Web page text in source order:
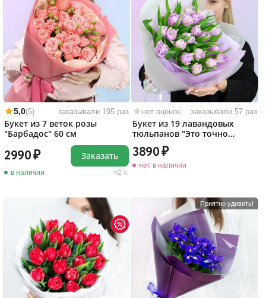
5,0(5) заказывали 195 раз
Букет из 7 веток розы
"Барбадос" 60 см
2990
в наличии 2 ч.
Заказать
нет оценок заказывали 57 раз
Букет из 19 лавандовых
тюльпанов "Это точно
любовь!"
3890
нет в наличии
Приятно удивить!